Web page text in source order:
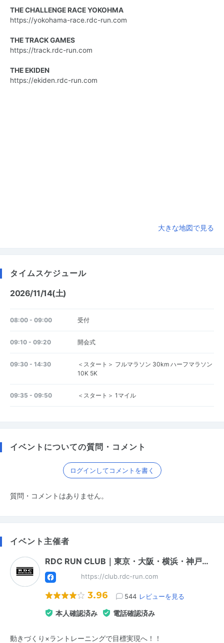
THE CHALLENGE RACE YOKOHMA
https://yokohama-race.rdc-run.com
THE TRACK GAMES
https://track.rdc-run.com
THE EKIDEN
https://ekiden.rdc-run.com
大きな地図で見る
タイムスケジュール
2026/11/14(土)
08:00 - 09:00 受付
09:10 - 09:20 開会式
09:30 - 14:30
＜スタート＞ フルマラソン 30km ハーフマラソン
10K 5K
09:35 - 09:50 ＜スタート＞ 1マイル
イベントについての質問・コメント
ログインしてコメントを書く
質問・コメントはありません。
イベント主催者
RDC RUN CLUB｜東京・大阪・横浜・神戸…
https://club.rdc-run.com
3.96 544 レビューを見る
本人確認済み 電話確認済み
動きづくり×ラントレーニングで目標実現へ！！